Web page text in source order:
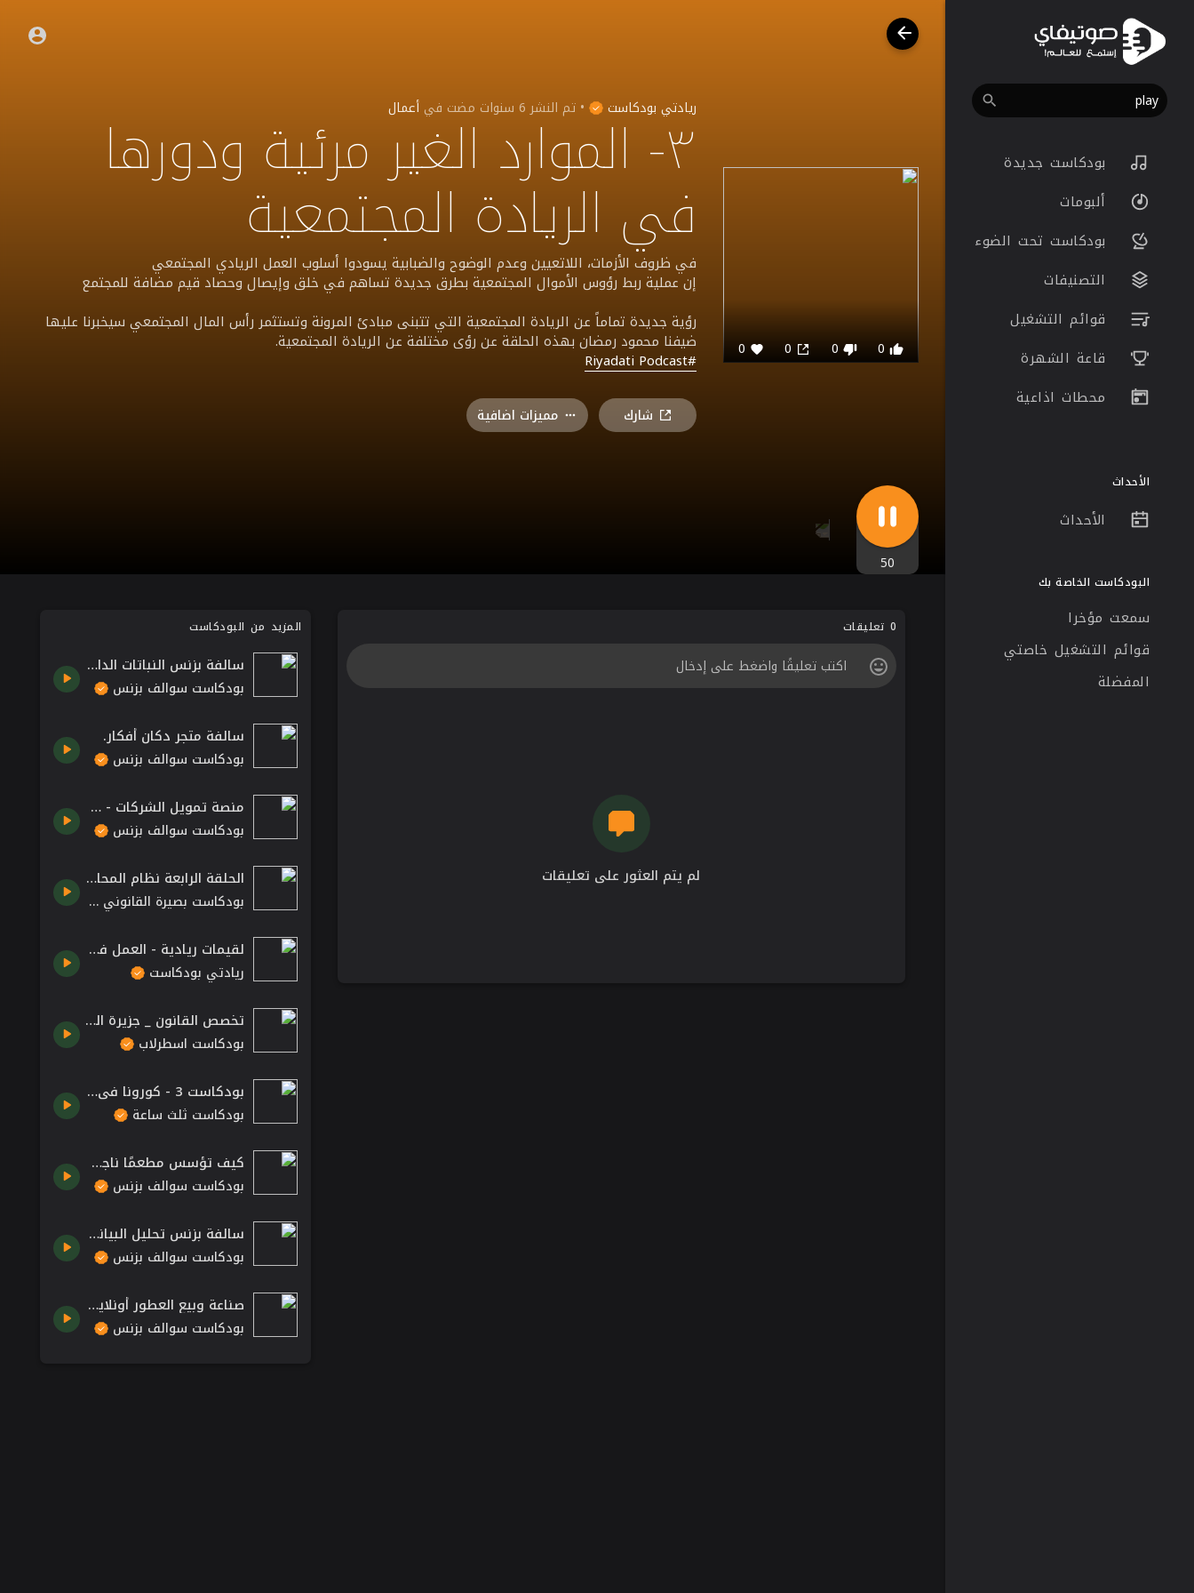
بودكاست جديدة
ألبومات
بودكاست تحت الضوء
التصنيفات
قوائم التشغيل
قاعة الشهرة
محطات اذاعية
الأحداث
الأحداث
البودكاست الخاصة بك
سمعت مؤخرا
قوائم التشغيل خاصتي
المفضلة
0
0
ريادتي بودكاست • تم النشر6 سنوات مضت فيأعمال
٣- الموارد الغير مرئية ودورها
في الريادة المجتمعية
في ظروف الأزمات، اللاتعيين وعدم الوضوح والضبابية يسودوا أسلوب العمل الريادي المجتمعي
إن عملية ربط رؤوس الأموال المجتمعية بطرق جديدة تساهم في خلق وإيصال وحصاد قيم مضافة للمجتمع
رؤية جديدة تماماً عن الريادة المجتمعية التي تتبنى مبادئ المرونة وتستثمر رأس المال المجتمعي سيخبرنا عليها
ضيفنا محمود رمضان بهذه الحلقة عن رؤى مختلفة عن الريادة المجتمعية.
#Riyadati Podcast
شارك مميزات اضافية
50
0 تعليقات
لم يتم العثور على تعليقات
المزيد من البودكاست
سالفة بزنس النباتات الداخلية - نباتاتي | بودكاست سوالف بزنس
بودكاست سوالف بزنس
سالفة متجر دكان أفكار.
بودكاست سوالف بزنس
منصة تمويل الشركات - صكوك | بودكاست سوالف بزنس
بودكاست سوالف بزنس
الحلقة الرابعة نظام المحاكم التجارية الجديد
بودكاست بصيرة القانوني
لقيمات ريادية - العمل في الشركات الناشئة.
ريادتي بودكاست
تخصص القانون _ جزيرة التنوع
بودكاست اسطرلاب
بودكاست 3 - كورونا في حياتك
بودكاست ثلث ساعة
كيف تؤسس مطعمًا ناجحًا - عيسى بهبهاني | بودكاست سوالف بزنس
بودكاست سوالف بزنس
سالفة بزنس تحليل البيانات - كوانت | بودكاست سوالف بزنس
بودكاست سوالف بزنس
صناعة وبيع العطور أونلاين - عطور لافيرن | بودكاست سوالف بزنس
بودكاست سوالف بزنس